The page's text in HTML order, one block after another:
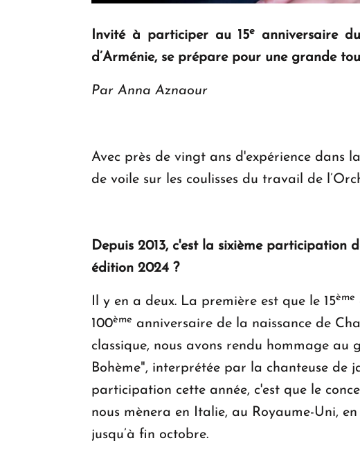
Invité à participer au 15e
anniversaire
d’Arménie, se prépare pour une grande
Par Anna Aznaour
Avec près de vingt ans d'expérience dans
de voile sur les coulisses du travail de
Depuis 2013, c'est la sixième participation
édition 2024 ?
Il y en a deux. La première est que le 15ème
100ème anniversaire de la naissance de
classique, nous avons rendu hommage
Bohème", interprétée par la chanteuse de
participation cette année, c'est que le
nous mènera en Italie, au Royaume-Uni,
jusqu’à fin octobre.